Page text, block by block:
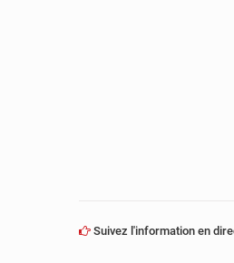
Suivez l'information en